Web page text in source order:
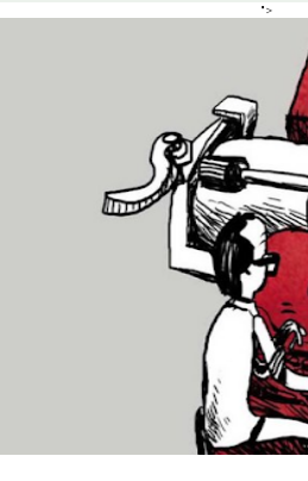
">